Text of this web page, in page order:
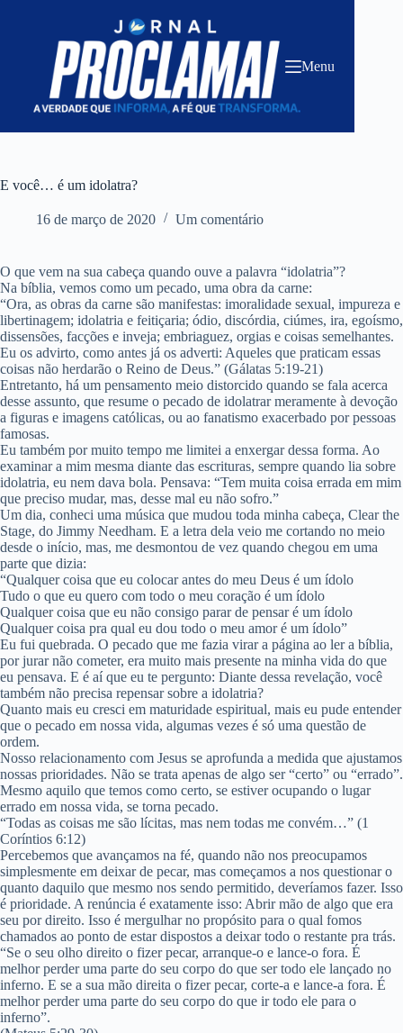
Menu
E você… é um idolatra?
16 de março de 2020 Um comentário
O que vem na sua cabeça quando ouve a palavra “idolatria”?
Na bíblia, vemos como um pecado, uma obra da carne:
“Ora, as obras da carne são manifestas: imoralidade sexual, impureza e
libertinagem; idolatria e feitiçaria; ódio, discórdia, ciúmes, ira, egoísmo,
dissensões, facções e inveja; embriaguez, orgias e coisas semelhantes.
Eu os advirto, como antes já os adverti: Aqueles que praticam essas
coisas não herdarão o Reino de Deus.” (Gálatas 5:19-21)
Entretanto, há um pensamento meio distorcido quando se fala acerca
desse assunto, que resume o pecado de idolatrar meramente à devoção
a figuras e imagens católicas, ou ao fanatismo exacerbado por pessoas
famosas.
Eu também por muito tempo me limitei a enxergar dessa forma. Ao
examinar a mim mesma diante das escrituras, sempre quando lia sobre
idolatria, eu nem dava bola. Pensava: “Tem muita coisa errada em mim
que preciso mudar, mas, desse mal eu não sofro.”
Um dia, conheci uma música que mudou toda minha cabeça, Clear the
Stage, do Jimmy Needham. E a letra dela veio me cortando no meio
desde o início, mas, me desmontou de vez quando chegou em uma
parte que dizia:
“Qualquer coisa que eu colocar antes do meu Deus é um ídolo
Tudo o que eu quero com todo o meu coração é um ídolo
Qualquer coisa que eu não consigo parar de pensar é um ídolo
Qualquer coisa pra qual eu dou todo o meu amor é um ídolo”
Eu fui quebrada. O pecado que me fazia virar a página ao ler a bíblia,
por jurar não cometer, era muito mais presente na minha vida do que
eu pensava. E é aí que eu te pergunto: Diante dessa revelação, você
também não precisa repensar sobre a idolatria?
Quanto mais eu cresci em maturidade espiritual, mais eu pude entender
que o pecado em nossa vida, algumas vezes é só uma questão de
ordem.
Nosso relacionamento com Jesus se aprofunda a medida que ajustamos
nossas prioridades. Não se trata apenas de algo ser “certo” ou “errado”.
Mesmo aquilo que temos como certo, se estiver ocupando o lugar
errado em nossa vida, se torna pecado.
“Todas as coisas me são lícitas, mas nem todas me convém…” (1
Coríntios 6:12)
Percebemos que avançamos na fé, quando não nos preocupamos
simplesmente em deixar de pecar, mas começamos a nos questionar o
quanto daquilo que mesmo nos sendo permitido, deveríamos fazer. Isso
é prioridade. A renúncia é exatamente isso: Abrir mão de algo que era
seu por direito. Isso é mergulhar no propósito para o qual fomos
chamados ao ponto de estar dispostos a deixar todo o restante pra trás.
“Se o seu olho direito o fizer pecar, arranque-o e lance-o fora. É
melhor perder uma parte do seu corpo do que ser todo ele lançado no
inferno. E se a sua mão direita o fizer pecar, corte-a e lance-a fora. É
melhor perder uma parte do seu corpo do que ir todo ele para o
inferno”.